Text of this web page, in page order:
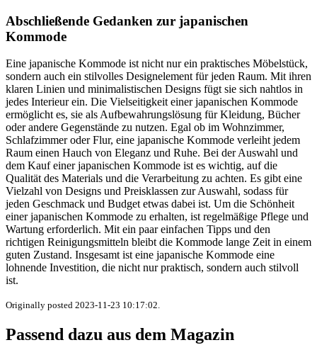
Abschließende Gedanken zur japanischen
Kommode
Eine japanische Kommode ist nicht nur ein praktisches Möbelstück,
sondern auch ein stilvolles Designelement für jeden Raum. Mit ihren
klaren Linien und minimalistischen Designs fügt sie sich nahtlos in
jedes Interieur ein. Die Vielseitigkeit einer japanischen Kommode
ermöglicht es, sie als Aufbewahrungslösung für Kleidung, Bücher
oder andere Gegenstände zu nutzen. Egal ob im Wohnzimmer,
Schlafzimmer oder Flur, eine japanische Kommode verleiht jedem
Raum einen Hauch von Eleganz und Ruhe. Bei der Auswahl und
dem Kauf einer japanischen Kommode ist es wichtig, auf die
Qualität des Materials und die Verarbeitung zu achten. Es gibt eine
Vielzahl von Designs und Preisklassen zur Auswahl, sodass für
jeden Geschmack und Budget etwas dabei ist. Um die Schönheit
einer japanischen Kommode zu erhalten, ist regelmäßige Pflege und
Wartung erforderlich. Mit ein paar einfachen Tipps und den
richtigen Reinigungsmitteln bleibt die Kommode lange Zeit in einem
guten Zustand. Insgesamt ist eine japanische Kommode eine
lohnende Investition, die nicht nur praktisch, sondern auch stilvoll
ist.
Originally posted 2023-11-23 10:17:02.
Passend dazu aus dem Magazin